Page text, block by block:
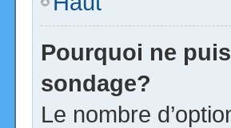
Pourquoi ne
sondage?
Le nombre